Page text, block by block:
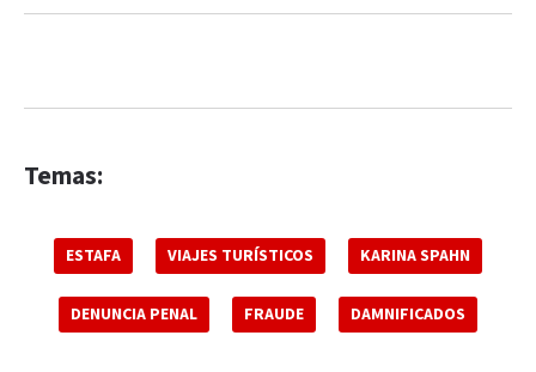
Temas:
ESTAFA VIAJES TURÍSTICOS KARINA SPAHN
DENUNCIA PENAL FRAUDE DAMNIFICADOS